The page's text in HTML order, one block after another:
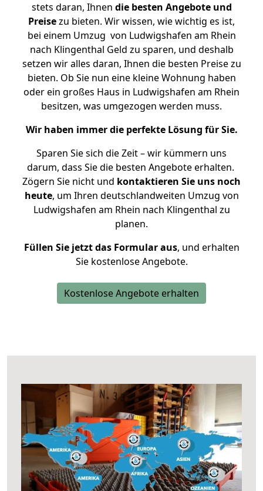
stets daran, Ihnen die besten Angebote und
Preisezu bieten. Wir wissen, wie wichtig es ist,
bei einem Umzug von Ludwigshafen am Rhein
nach Klingenthal Geld zu sparen, und deshalb
setzen wir alles daran, Ihnen die besten Preise zu
bieten. Ob Sie nun eine kleine Wohnung haben
oder ein großes Haus in Ludwigshafen am Rhein
besitzen, was umgezogen werden muss.
Wir haben immer die perfekte Lösung für Sie.
Sparen Sie sich die Zeit – wir kümmern uns
darum, dass Sie die besten Angebote erhalten.
Zögern Sie nicht und kontaktieren Sie uns noch
heute, um Ihren deutschlandweiten Umzug von
Ludwigshafen am Rhein nach Klingenthal zu
planen.
Füllen Sie jetzt das Formular aus, und erhalten
Sie kostenlose Angebote.
Kostenlose Angebote erhalten